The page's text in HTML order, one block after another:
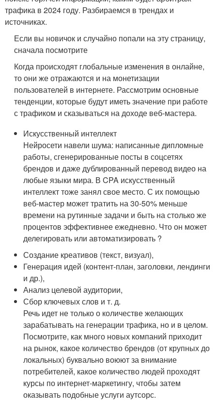
трафика в 2024 году. Разбираемся в трендах и
источниках.
Если вы новичок и случайно попали на эту страницу,
сначала посмотрите
Когда происходят глобальные изменения в онлайне,
то они же отражаются и на монетизации
пользователей в интернете. Рассмотрим основные
тенденции, которые будут иметь значение при работе
с трафиком и сказываться на доходе веб-мастера.
Искусственный интеллект
Нейросети навели шума: написанные дипломные
работы, сгенерированные посты в соцсетях
брендов и даже дублированный перевод видео на
любые языки мира. В CPA искусственный
интеллект тоже занял свое место. С их помощью
веб-мастер может тратить на 30-50% меньше
времени на рутинные задачи и быть на столько же
процентов эффективнее ежедневно. Что он может
делегировать или автоматизировать ?
Создание креативов (текст, визуал),
Генерация идей (контент-план, заголовки, лендинги
и др.),
Анализ целевой аудитории,
Сбор ключевых слов и т. д.
Речь идет не только о количестве желающих
зарабатывать на генерации трафика, но и в целом.
Посмотрите, как много новых компаний приходит
на рынок, какое количество брендов (от крупных до
локальных) буквально воюют за внимание
потребителей, какое количество людей проходят
курсы по интернет-маркетингу, чтобы затем
оказывать подобные услуги аутсорс.